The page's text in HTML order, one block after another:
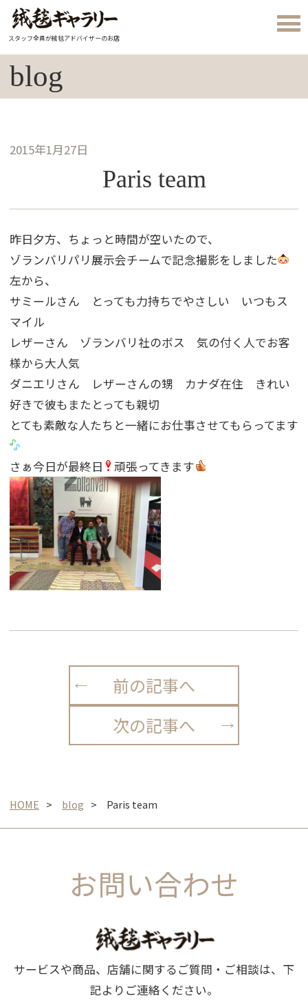
スタッフ全員が絨毯アドバイザーのお店
blog
2015年1月27日
Paris team
昨日夕方、ちょっと時間が空いたので、
ゾランバリパリ展示会チームで記念撮影をしました
左から、
サミールさん とっても力持ちでやさしい いつもス
マイル
レザーさん ゾランバリ社のボス 気の付く人でお客
様から大人気
ダニエリさん レザーさんの甥 カナダ在住 きれい
好きで彼もまたとっても親切
とても素敵な人たちと一緒にお仕事させてもらってます
さぁ今日が最終日 頑張ってきます
前の記事へ
次の記事へ
HOME blog Paris team
お問い合わせ
サービスや商品、店舗に関するご質問・ご相談は、下
記よりご連絡ください。